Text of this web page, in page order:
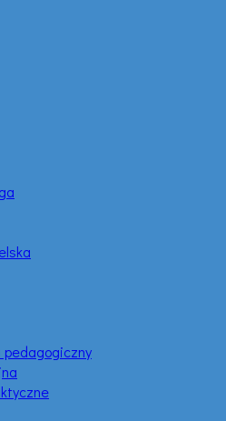
pedagogiczny